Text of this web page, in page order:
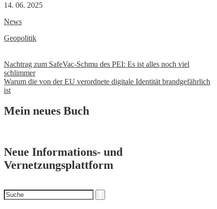
14. 06. 2025
News
Geopolitik
Beitrags-
Navigation
Nachtrag zum SafeVac-Schmu des PEI: Es ist alles noch viel
schlimmer
Warum die von der EU verordnete digitale Identität brandgefährlich
ist
Mein neues Buch
Neue Informations- und
Vernetzungsplattform
Suchen
nach